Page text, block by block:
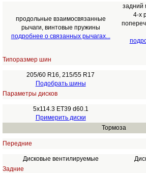
продольные взаимосвязанные
рычаги, винтовые пружины
подробнее о связанных рычагах...
задний
4-х
Типоразмер шин
205/60 R16, 215/55 R17
Подобрать шины
Параметры дисков
5x114.3 ET39 d60.1
Примерить диски
Тормоза
Передние
Дисковые вентилируемые
Задние